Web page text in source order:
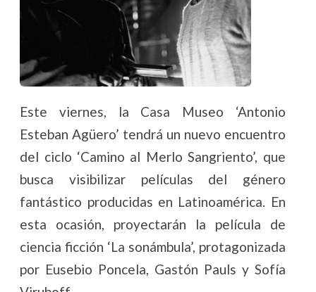
Este viernes, la Casa Museo ‘Antonio
Esteban Agüero’ tendrá un nuevo encuentro
del ciclo ‘Camino al Merlo Sangriento’, que
busca visibilizar películas del género
fantástico producidas en Latinoamérica. En
esta ocasión, proyectarán la película de
ciencia ficción ‘La sonámbula’, protagonizada
por Eusebio Poncela, Gastón Pauls y Sofía